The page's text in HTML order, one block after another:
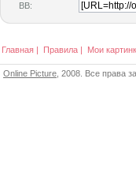
BB:
Главная | Правила | Мои
Online Picture , 2008. Все права